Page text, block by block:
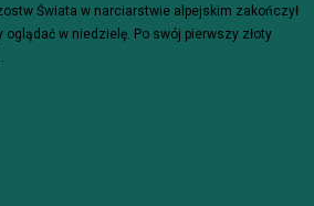
Świata w narciarstwie alpejskim zakończył
w niedzielę. Po swój pierwszy złoty